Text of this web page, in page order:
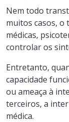
Nem todo
muitos casos,
médicas,
controlar os
Entretanto,
capacidade
ou ameaça à
terceiros, a
médica.